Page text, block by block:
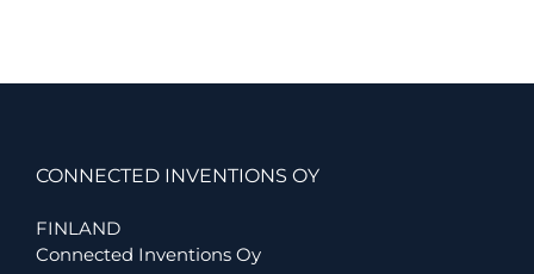
CONNECTED INVENTIONS OY
FINLAND
Connected Inventions Oy